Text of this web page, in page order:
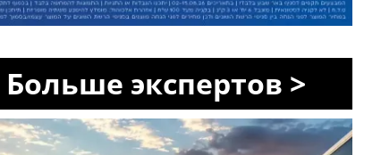
Больше экспертов >